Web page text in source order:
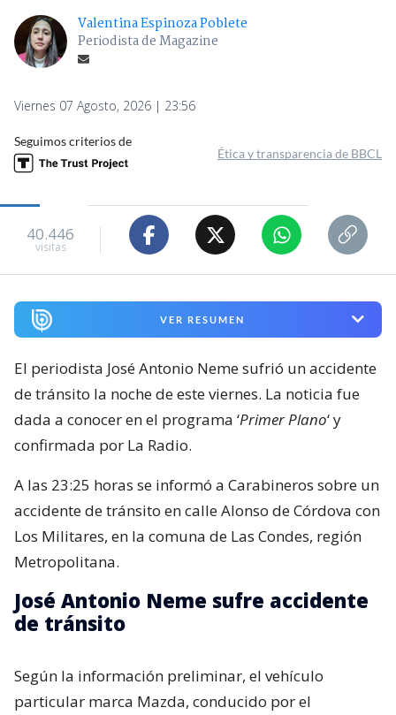
Valentina Espinoza Poblete
Periodista de Magazine
Viernes 07 Agosto, 2026 | 23:56
Seguimos criterios de
Ética y transparencia de BBCL
40.446
visitas
VER RESUMEN
El periodista José Antonio Neme sufrió un accidente
de tránsito la noche de este viernes. La noticia fue
dada a conocer en el programa ‘Primer Plano‘ y
confirmada por La Radio.
A las 23:25 horas se informó a Carabineros sobre un
accidente de tránsito en calle Alonso de Córdova con
Los Militares, en la comuna de Las Condes, región
Metropolitana.
José Antonio Neme sufre accidente
de tránsito
Según la información preliminar, el vehículo
particular marca Mazda, conducido por el